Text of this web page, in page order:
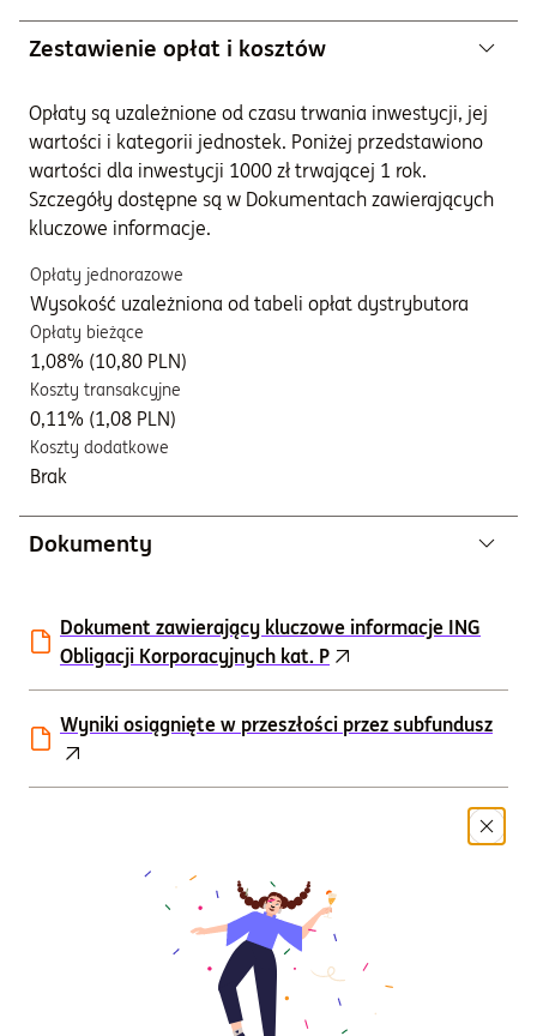
Zestawienie opłat i kosztów
Opłaty są uzależnione od czasu trwania inwestycji, jej
wartości i kategorii jednostek. Poniżej przedstawiono
wartości dla inwestycji 1000 zł trwającej 1 rok.
Szczegóły dostępne są w Dokumentach zawierających
kluczowe informacje.
Opłaty jednorazowe
Wysokość uzależniona od tabeli opłat dystrybutora
Opłaty bieżące
1,08% (10,80 PLN)
Koszty transakcyjne
0,11% (1,08 PLN)
Koszty dodatkowe
Brak
Dokumenty
Dokument zawierający kluczowe informacje ING
Obligacji Korporacyjnych kat. P
Wyniki osiągnięte w przeszłości przez subfundusz
Oświadczenie dotyczące głównych
niekorzystnych skutków decyzji inwestycyjnych